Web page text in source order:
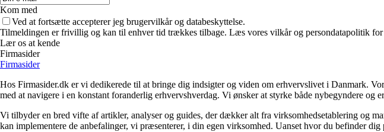
Kom med
Ved at fortsætte accepterer jeg brugervilkår og databeskyttelse.
Tilmeldingen er frivillig og kan til enhver tid trækkes tilbage. Læs vores vilkår og persondatapolitik for
Lær os at kende
Firmasider
Firmasider
Hos Firmasider.dk er vi dedikerede til at bringe dig indsigter og viden om erhvervslivet i Danmark.
med at navigere i en konstant foranderlig erhvervshverdag. Vi ønsker at styrke både nybegyndere og
Vi tilbyder en bred vifte af artikler, analyser og guides, der dækker alt fra virksomhedsetablering og
kan implementere de anbefalinger, vi præsenterer, i din egen virksomhed. Uanset hvor du befinder